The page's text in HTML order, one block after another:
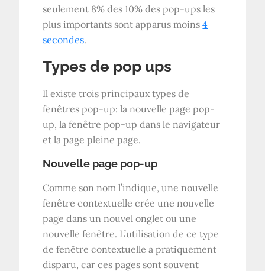
seulement 8% des 10% des pop-ups les
plus importants sont apparus moins4
secondes.
Types de pop ups
Il existe trois principaux types de
fenêtres pop-up: la nouvelle page pop-
up, la fenêtre pop-up dans le navigateur
et la page pleine page.
Nouvelle page pop-up
Comme son nom l’indique, une nouvelle
fenêtre contextuelle crée une nouvelle
page dans un nouvel onglet ou une
nouvelle fenêtre. L’utilisation de ce type
de fenêtre contextuelle a pratiquement
disparu, car ces pages sont souvent